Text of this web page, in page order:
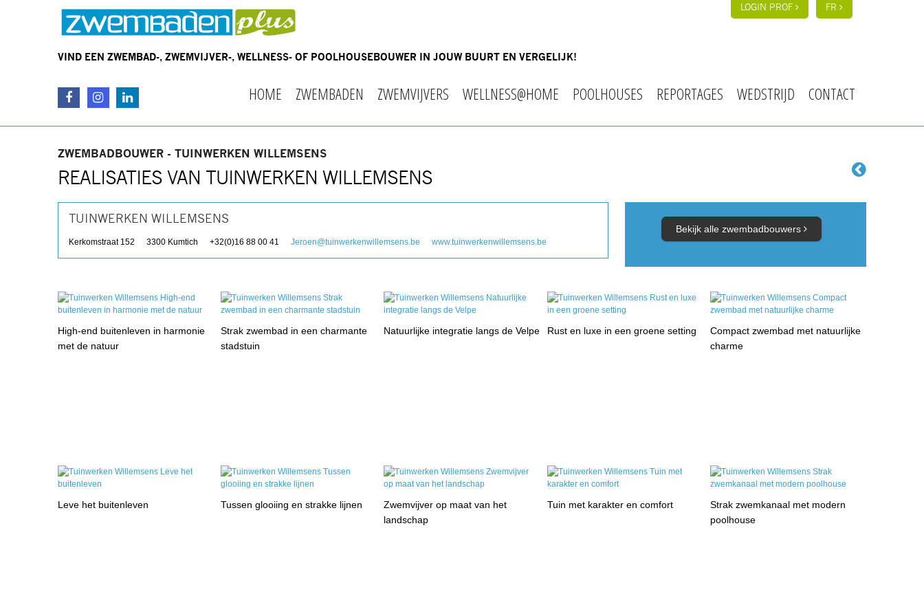
LOGIN PROF FR
VIND EEN ZWEMBAD-, ZWEMVIJVER-, WELLNESS- OF POOLHOUSEBOUWER IN JOUW BUURT EN VERGELIJK!
HOME ZWEMBADEN ZWEMVIJVERS WELLNESS@HOME POOLHOUSES REPORTAGES WEDSTRIJD CONTACT
ZWEMBADBOUWER - TUINWERKEN WILLEMSENS
REALISATIES VAN TUINWERKEN WILLEMSENS
TUINWERKEN WILLEMSENS
Kerkomstraat 152 3300 Kumtich +32(0)16 88 00 41 Jeroen@tuinwerkenwillemsens.be www.tuinwerkenwillemsens.be
Bekijk alle zwembadbouwers
High-end buitenleven in harmonie
met de natuur
Strak zwembad in een charmante
stadstuin
Natuurlijke integratie langs de Velpe Rust en luxe in een groene setting
Compact zwembad met natuurlijke
charme
Leve het buitenleven Tussen glooiing en strakke lijnen
Zwemvijver op maat van het
landschap
Tuin met karakter en comfort
Strak zwemkanaal met modern
poolhouse